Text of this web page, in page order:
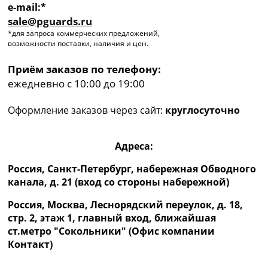
e-mail:*
sale@pguards.ru
*для запроса коммерческих предложений,
возможности поставки, наличия и цен.
Приём заказов по телефону:
ежедневно с 10:00 до 19:00
Оформление заказов через сайт: круглосуточно
Адреса:
Россия, Санкт-Петербург, набережная Обводного
канала, д. 21 (вход со стороны набережной)
Россия, Москва, Леснорядский переулок, д. 18,
стр. 2, этаж 1, главный вход, ближайшая
ст.метро "Сокольники" (Офис компании
Контакт)